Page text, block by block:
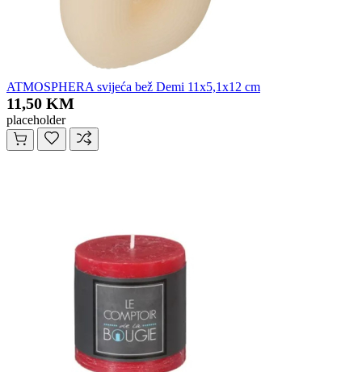
ATMOSPHERA svijeća bež Demi 11x5,1x12 cm
11,50 KM
placeholder